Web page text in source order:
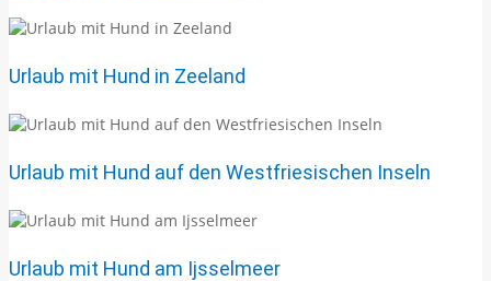
Urlaub mit Hund in Zeeland
Urlaub mit Hund auf den Westfriesischen Inseln
Urlaub mit Hund am Ijsselmeer